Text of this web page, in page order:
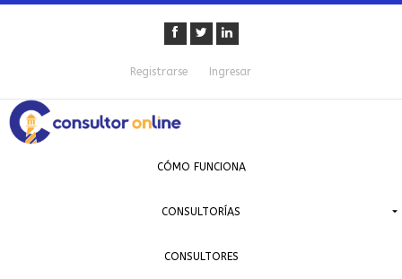
Registrarse Ingresar
CÓMO FUNCIONA
CONSULTORÍAS
CONSULTORES